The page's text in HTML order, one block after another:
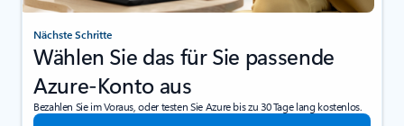
Nächste Schritte
Wählen Sie das für Sie passende
Azure-Konto aus
Bezahlen Sie im Voraus, oder testen Sie Azure bis zu 30 Tage lang kostenlos.